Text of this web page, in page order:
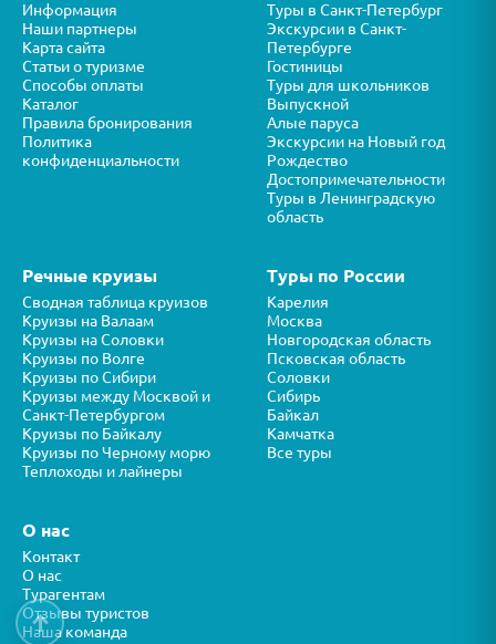
Информация
Наши партнеры
Карта сайта
Статьи о туризме
Способы оплаты
Каталог
Правила бронирования
Политика
конфиденциальности
Туры в Санкт-Петербург
Экскурсии в Санкт-
Петербурге
Гостиницы
Туры для школьников
Выпускной
Алые паруса
Экскурсии на Новый год
Рождество
Достопримечательности
Туры в Ленинградскую
область
Речные круизы
Сводная таблица круизов
Круизы на Валаам
Круизы на Соловки
Круизы по Волге
Круизы по Сибири
Круизы между Москвой и
Санкт-Петербургом
Круизы по Байкалу
Круизы по Черному морю
Теплоходы и лайнеры
Туры по России
Карелия
Москва
Новгородская область
Псковская область
Соловки
Сибирь
Байкал
Камчатка
Все туры
О нас
Контакт
О нас
Турагентам
Отзывы туристов
Наша команда
↑